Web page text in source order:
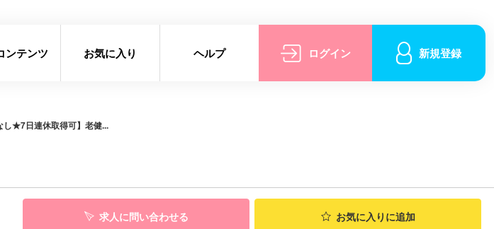
ンテンツ お気に入り ヘルプ ログイン 新規登録
し★7日連休取得可】老健...
求人に問い合わせる お気に入りに追加